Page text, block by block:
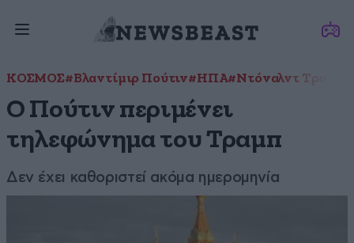
ΚΟΣΜΟΣ#Βλαντίμιρ Πούτιν#ΗΠΑ#Ντόναλντ Τραμπ
Ο Πούτιν περιμένει
τηλεφώνημα του Τραμπ
Δεν έχει καθοριστεί ακόμα ημερομηνία